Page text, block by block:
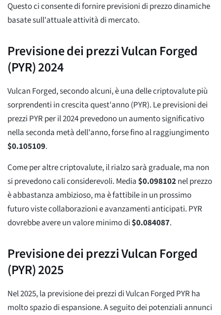
Questo ci consente di fornire previsioni di prezzo dinamiche
basate sull'attuale attività di mercato.
Previsione dei prezzi Vulcan Forged
(PYR) 2024
Vulcan Forged, secondo alcuni, è una delle criptovalute più
sorprendenti in crescita quest'anno (PYR). Le previsioni dei
prezzi PYR per il 2024 prevedono un aumento significativo
nella seconda metà dell'anno, forse fino al raggiungimento
$0.105109.
Come per altre criptovalute, il rialzo sarà graduale, ma non
si prevedono cali considerevoli. Media$0.098102nel prezzo
è abbastanza ambizioso, ma è fattibile in un prossimo
futuro viste collaborazioni e avanzamenti anticipati. PYR
dovrebbe avere un valore minimo di$0.084087.
Previsione dei prezzi Vulcan Forged
(PYR) 2025
Nel 2025, la previsione dei prezzi di Vulcan Forged PYR ha
molto spazio di espansione. A seguito dei potenziali annunci